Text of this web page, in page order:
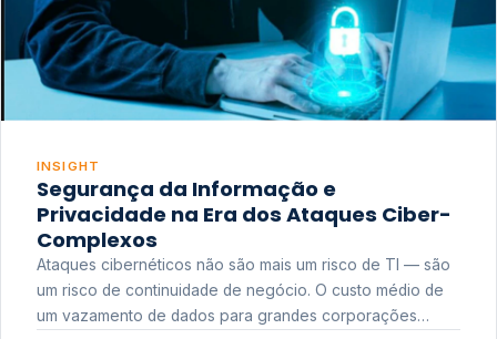
INSIGHT
Segurança da Informação e
Privacidade na Era dos Ataques Ciber-
Complexos
Ataques cibernéticos não são mais um risco de TI — são
um risco de continuidade de negócio. O custo médio de
um vazamento de dados para grandes corporações